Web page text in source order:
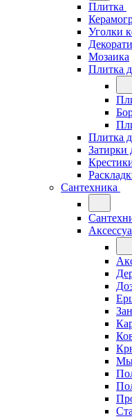
Плитка
Уголки
Мозаика
Плитка
Плитка
Затирки
Сантехника